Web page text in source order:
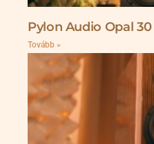
Pylon Audio Opal
Tovább »